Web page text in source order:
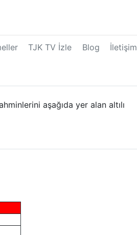
TJK TV İzle Blog İletişim
aşağıda yer alan altılı